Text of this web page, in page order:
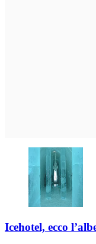
Icehotel, ecco